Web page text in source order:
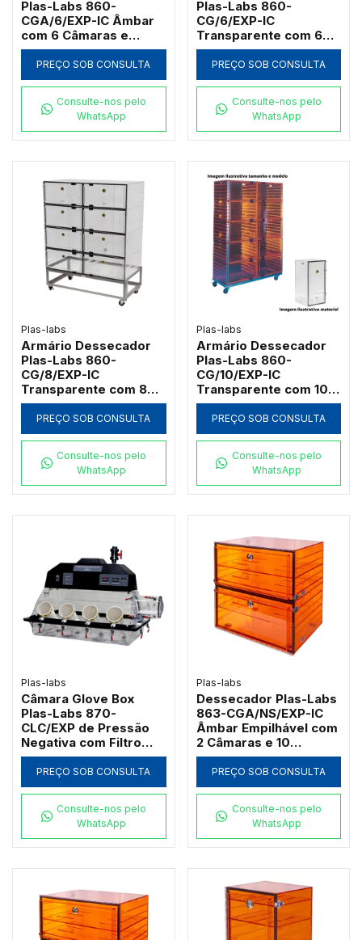
Plas-Labs 860-
CGA/6/EXP-IC Âmbar
com 6 Câmaras e
Carrinho Inox
PREÇO SOB CONSULTA
Consulte-nos pelo
WhatsApp
Plas-Labs 860-
CG/6/EXP-IC
Transparente com 6
Câmaras e Carrinho
InoxPREÇO SOB CONSULTA
Consulte-nos pelo
WhatsApp
Plas-labs
Armário Dessecador
Plas-Labs 860-
CG/8/EXP-IC
Transparente com 8
Câmaras e Carrinho
InoxPREÇO SOB CONSULTA
Consulte-nos pelo
WhatsApp
Plas-labs
Armário Dessecador
Plas-Labs 860-
CG/10/EXP-IC
Transparente com 10
Câmaras e Carrinho
InoxPREÇO SOB CONSULTA
Consulte-nos pelo
WhatsApp
Plas-labs
Câmara Glove Box
Plas-Labs 870-
CLC/EXP de Pressão
Negativa com Filtro
HEPA 1157L
PREÇO SOB CONSULTA
Consulte-nos pelo
WhatsApp
Plas-labs
Dessecador Plas-Labs
863-CGA/NS/EXP-IC
Âmbar Empilhável com
2 Câmaras e 10
Prateleiras
PREÇO SOB CONSULTA
Consulte-nos pelo
WhatsApp